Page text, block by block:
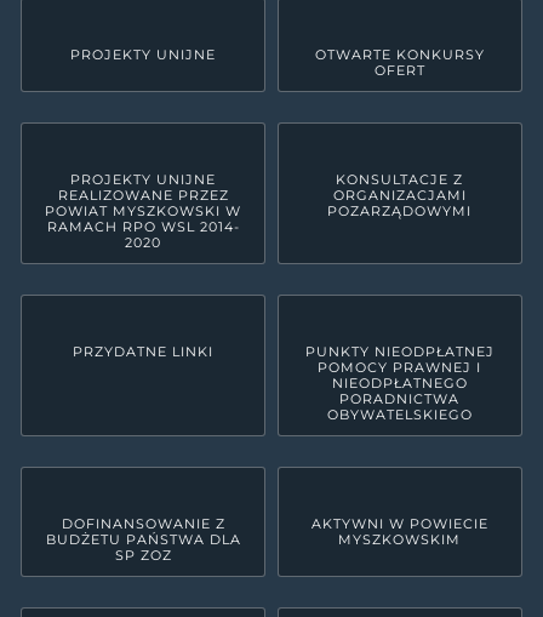
PROJEKTY UNIJNE
OTWARTE KONKURSY
OFERT
PROJEKTY UNIJNE
REALIZOWANE PRZEZ
POWIAT MYSZKOWSKI W
RAMACH RPO WSL 2014-
2020
KONSULTACJE Z
ORGANIZACJAMI
POZARZĄDOWYMI
PRZYDATNE LINKI
PUNKTY NIEODPŁATNEJ
POMOCY PRAWNEJ I
NIEODPŁATNEGO
PORADNICTWA
OBYWATELSKIEGO
DOFINANSOWANIE Z
BUDŻETU PAŃSTWA DLA
SP ZOZ
AKTYWNI W POWIECIE
MYSZKOWSKIM